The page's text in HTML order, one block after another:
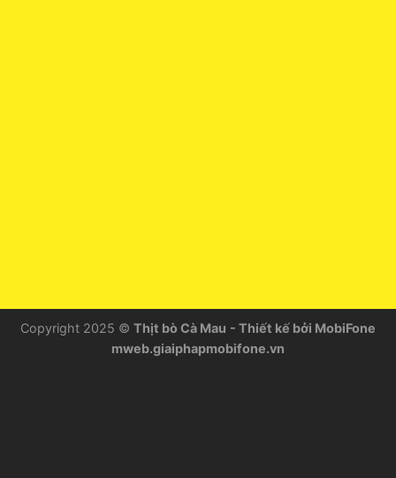
Copyright 2025 © Thịt bò Cà Mau - Thiết kế bởi MobiFone
mweb.giaiphapmobifone.vn